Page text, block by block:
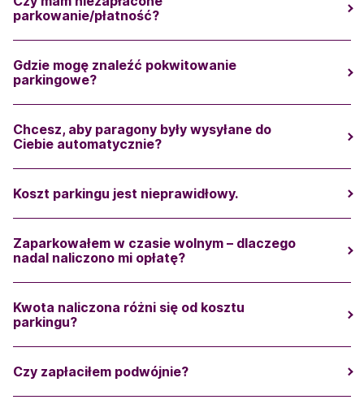
parkowanie/płatność?
Gdzie mogę znaleźć pokwitowanie
parkingowe?
Chcesz, aby paragony były wysyłane do
Ciebie automatycznie?
Koszt parkingu jest nieprawidłowy.
Zaparkowałem w czasie wolnym – dlaczego
nadal naliczono mi opłatę?
Kwota naliczona różni się od kosztu
parkingu?
Czy zapłaciłem podwójnie?